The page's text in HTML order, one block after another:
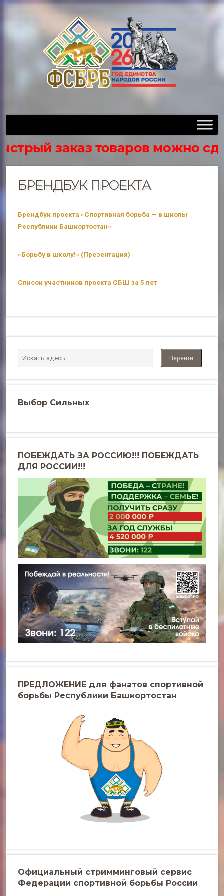
заказ товаров можно
БРЕНДБУК ПРОЕКТА
Брендбук проекта «Спортивная борьба — в школы
Республики Башкортостан»
«Борьбу в школу!» (Презентация)
Список участников проекта СБШ за 5 лет
Выбор Сильных
ПОБЕЖДАТЬ ЗА РОССИЮ!!! ПОБЕЖДАТЬ
ДЛЯ РОССИИ!!!
ПРЕДЛОЖЕНИЕ для фанатов спортивной
борьбы Республики Башкортостан
Официальный стримминговый сервис
Федерации спортивной борьбы России